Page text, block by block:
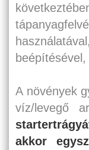
A növények
víz/levegő
akkor